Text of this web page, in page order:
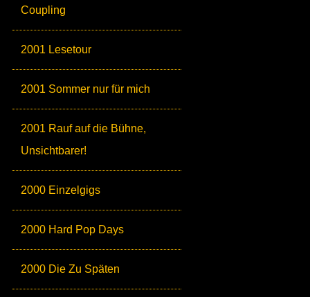
Coupling
2001 Lesetour
2001 Sommer nur für mich
2001 Rauf auf die Bühne,
Unsichtbarer!
2000 Einzelgigs
2000 Hard Pop Days
2000 Die Zu Späten